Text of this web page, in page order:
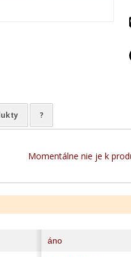
?
Momentálne nie je k
áno